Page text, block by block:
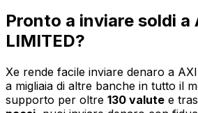
Pronto a inviare soldi a
LIMITED?
Xe rende facile inviare denaro a
a migliaia di altre banche in tutto il
supporto per oltre 130 valute e